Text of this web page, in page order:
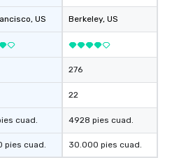
, US
cuad.
pies cuad.
Berkeley, US
276
22
4928 pies cuad.
30.000 pies cuad.